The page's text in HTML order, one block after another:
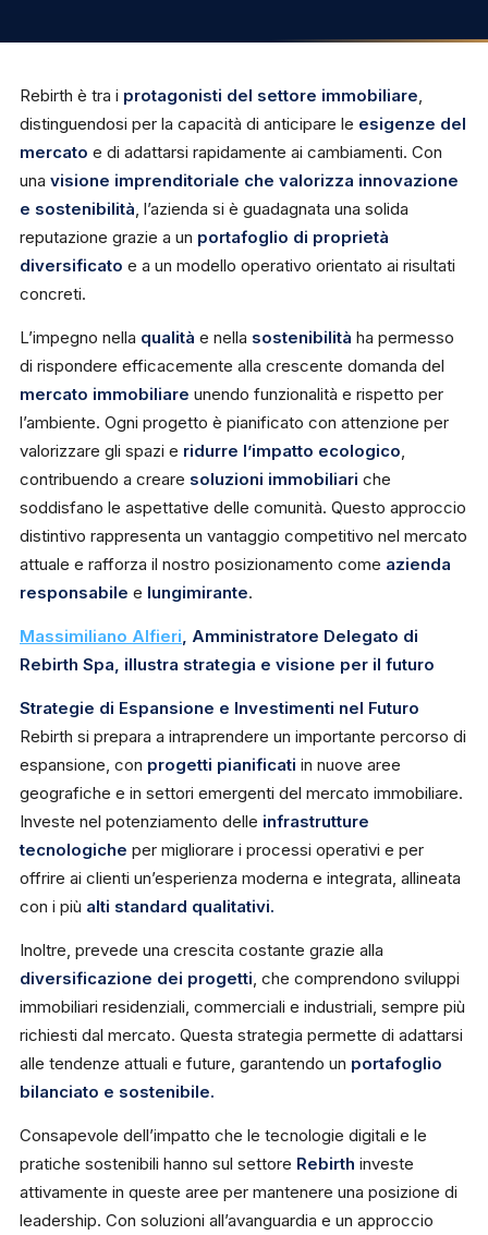
Rebirth è tra i protagonisti del settore immobiliare,
distinguendosi per la capacità di anticipare le esigenze del
mercato e di adattarsi rapidamente ai cambiamenti. Con
una visione imprenditoriale che valorizza innovazione
e sostenibilità, l’azienda si è guadagnata una solida
reputazione grazie a un portafoglio di proprietà
diversificato e a un modello operativo orientato ai risultati
concreti.
L’impegno nella qualità e nella sostenibilità ha permesso
di rispondere efficacemente alla crescente domanda del
mercato immobiliare unendo funzionalità e rispetto per
l’ambiente. Ogni progetto è pianificato con attenzione per
valorizzare gli spazi e ridurre l’impatto ecologico,
contribuendo a creare soluzioni immobiliari che
soddisfano le aspettative delle comunità. Questo approccio
distintivo rappresenta un vantaggio competitivo nel mercato
attuale e rafforza il nostro posizionamento come azienda
responsabile e lungimirante.
Massimiliano Alfieri, Amministratore Delegato di
Rebirth Spa, illustra strategia e visione per il futuro
Strategie di Espansione e Investimenti nel Futuro
Rebirth si prepara a intraprendere un importante percorso di
espansione, con progetti pianificati in nuove aree
geografiche e in settori emergenti del mercato immobiliare.
Investe nel potenziamento delle infrastrutture
tecnologiche per migliorare i processi operativi e per
offrire ai clienti un’esperienza moderna e integrata, allineata
con i più alti standard qualitativi.
Inoltre, prevede una crescita costante grazie alla
diversificazione dei progetti, che comprendono sviluppi
immobiliari residenziali, commerciali e industriali, sempre più
richiesti dal mercato. Questa strategia permette di adattarsi
alle tendenze attuali e future, garantendo un portafoglio
bilanciato e sostenibile.
Consapevole dell’impatto che le tecnologie digitali e le
pratiche sostenibili hanno sul settore Rebirth investe
attivamente in queste aree per mantenere una posizione di
leadership. Con soluzioni all’avanguardia e un approccio